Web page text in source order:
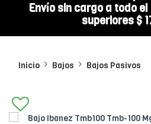
Envío sin cargo a todo
superiores $
Inicio Bajos Bajos Pasivos